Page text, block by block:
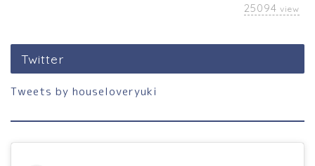
25094 view
Twitter
Tweets by houseloveryuki